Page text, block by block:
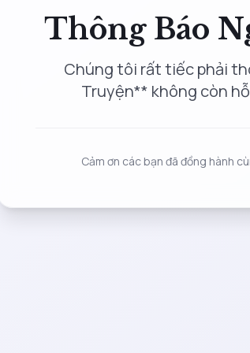
Thông Báo
Chúng tôi rất tiếc phải
Truyện** không còn
Cảm ơn các bạn đã đồng hành